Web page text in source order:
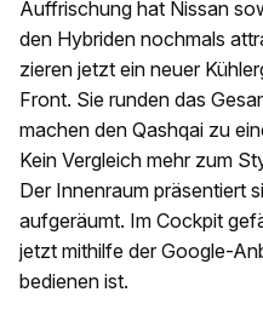
Auffrischung hat Nissan
den Hybriden nochmals
zieren jetzt ein neuer
Front. Sie runden das
machen den Qashqai zu
Kein Vergleich mehr zum
Der Innenraum präsentiert
aufgeräumt. Im Cockpit
jetzt mithilfe der Google-
bedienen ist.